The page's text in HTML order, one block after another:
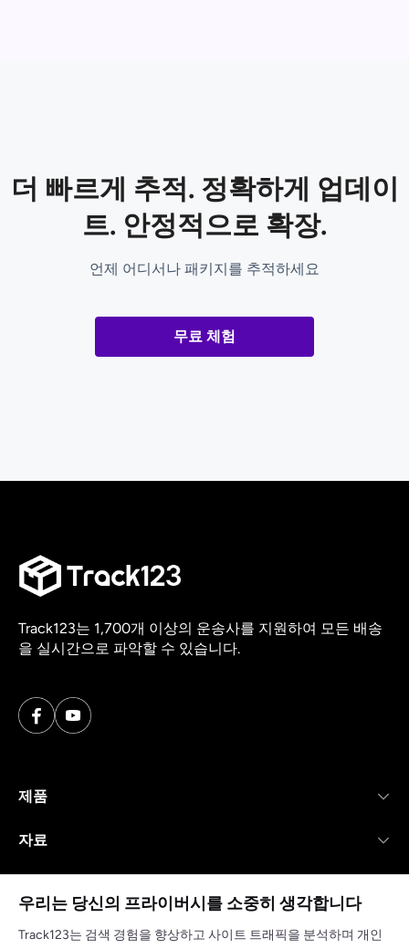
더 빠르게 추적. 정확하게 업데이
트. 안정적으로 확장.
언제 어디서나 패키지를 추적하세요
무료 체험
Track123는 1,700개 이상의 운송사를 지원하여 모든 배송
을 실시간으로 파악할 수 있습니다.
제품
자료
우리는 당신의 프라이버시를 소중히 생각합니다
Track123는 검색 경험을 향상하고 사이트 트래픽을 분석하며 개인